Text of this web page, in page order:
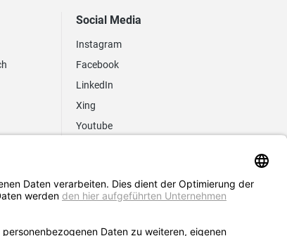
Social Media
Instagram
Facebook
LinkedIn
Xing
Youtube